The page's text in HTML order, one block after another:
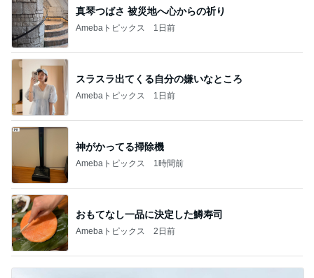
真琴つばさ 被災地へ心からの祈り
Amebaトピックス 1日前
スラスラ出てくる自分の嫌いなところ
Amebaトピックス 1日前
神がかってる掃除機
Amebaトピックス 1時間前
おもてなし一品に決定した鱒寿司
Amebaトピックス 2日前